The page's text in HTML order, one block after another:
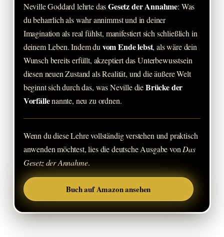
Neville Goddard lehrte dasGesetz der Annahme: Was
du beharrlich als wahr annimmst und in deiner
Imagination als real fühlst, manifestiert sich schließlich in
deinem Leben. Indem duvom Ende lebst, als wäre dein
Wunsch bereits erfüllt, akzeptiert das Unterbewusstsein
diesen neuen Zustand als Realität, und die äußere Welt
beginnt sich durch das, was Neville dieBrücke der
Vorfällenannte, neu zu ordnen.
Wenn du diese Lehre vollständig verstehen und praktisch
anwenden möchtest, lies die deutsche Ausgabe vonDas
Gesetz der Annahme.
Buch auf Amazon ansehen